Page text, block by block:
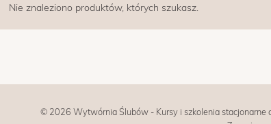
Nie znaleziono produktów, których szukasz.
© 2026 Wytwórnia Ślubów - Kursy i szkolenia stacjonarne